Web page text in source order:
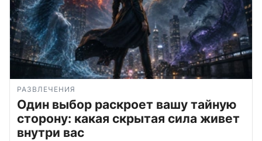
РАЗВЛЕЧЕНИЯ
Один выбор раскроет вашу тайную
сторону: какая скрытая сила живет
внутри вас